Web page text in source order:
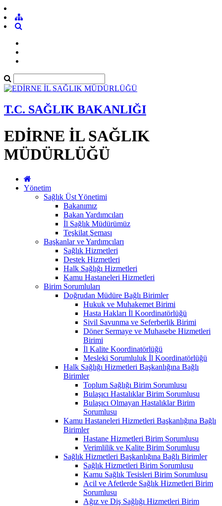
T.C. SAĞLIK BAKANLIĞI
EDİRNE İL SAĞLIK
MÜDÜRLÜĞÜ
Yönetim
Sağlık Üst Yönetimi
Bakanımız
Bakan Yardımcıları
İl Sağlık Müdürümüz
Teşkilat Şeması
Başkanlar ve Yardımcıları
Sağlık Hizmetleri
Destek Hizmetleri
Halk Sağlığı Hizmetleri
Kamu Hastaneleri Hizmetleri
Birim Sorumluları
Doğrudan Müdüre Bağlı Birimler
Hukuk ve Muhakemet Birimi
Hasta Hakları İl Koordinatörlüğü
Sivil Savunma ve Seferberlik Birimi
Döner Sermaye ve Muhasebe Hizmetleri
Birimi
İl Kalite Koordinatörlüğü
Mesleki Sorumluluk İl Koordinatörlüğü
Halk Sağlığı Hizmetleri Başkanlığına Bağlı
Birimler
Toplum Sağlığı Birim Sorumlusu
Bulaşıcı Hastalıklar Birim Sorumlusu
Bulaşıcı Olmayan Hastalıklar Birim
Sorumlusu
Kamu Hastaneleri Hizmetleri Başkanlığına Bağlı
Birimler
Hastane Hizmetleri Birim Sorumlusu
Verimlilik ve Kalite Birim Sorumlusu
Sağlık Hizmetleri Başkanlığına Bağlı Birimler
Sağlık Hizmetleri Birim Sorumlusu
Kamu Sağlık Tesisleri Birim Sorumlusu
Acil ve Afetlerde Sağlık Hizmetleri Birim
Sorumlusu
Ağız ve Diş Sağlığı Hizmetleri Birim